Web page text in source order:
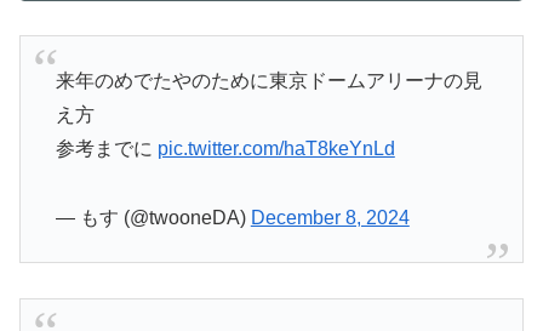
来年のめでたやのために東京ドームアリーナの見
え方
参考までに pic.twitter.com/haT8keYnLd
— もす (@twooneDA) December 8, 2024